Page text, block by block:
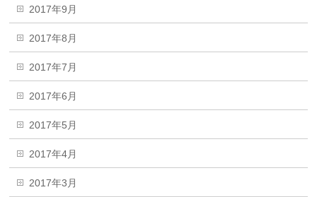
2017年9月
2017年8月
2017年7月
2017年6月
2017年5月
2017年4月
2017年3月